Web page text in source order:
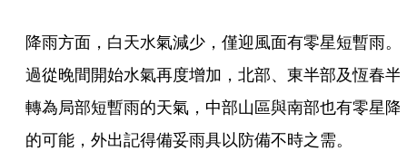
降雨方面，白天水氣減少，僅迎風面有零星短暫雨。
過從晚間開始水氣再度增加，北部、東半部及恆春半
轉為局部短暫雨的天氣，中部山區與南部也有零星降
的可能，外出記得備妥雨具以防備不時之需。